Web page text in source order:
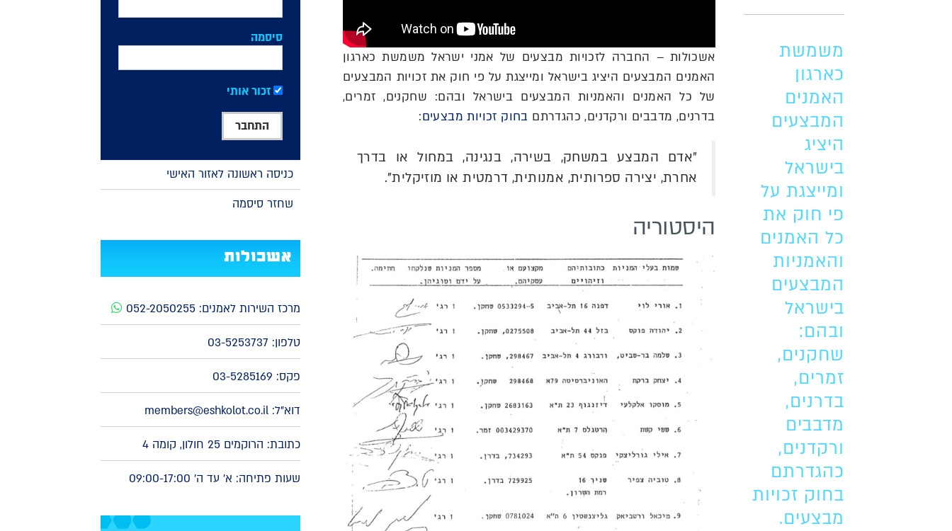
משמשת
כארגון
האמנים
המבצעים
היציג
בישראל
ומייצגת על
פי חוק את
כל האמנים
והאמניות
המבצעים
בישראל
ובהם:
שחקנים,
זמרים,
בדרנים,
מדבבים
ורקדנים,
כהגדרתם
בחוק זכויות
מבצעים.
אשכולות – החברה לזכויות מבצעים של אמני ישראל משמשת כארגון
האמנים המבצעים היציג בישראל ומייצגת על פי חוק את זכויות המבצעים
של כל האמנים והאמניות המבצעים בישראל ובהם: שחקנים, זמרים,
בדרנים, מדבבים ורקדנים, כהגדרתם בחוק זכויות מבצעים:
"אדם המבצע במשחק, בשירה, בנגינה, במחול או בדרך
אחרת, יצירה ספרותית, אמנותית, דרמטית או מוזיקלית".
היסטוריה
סיסמה
זכור אותי
כניסה ראשונה לאזור האישי
שחזר סיסמה
אשכולות
מרכז השירות לאמנים: 052-2050255
טלפון: 03-5253737
פקס: 03-5285169
דוא"ל: members@eshkolot.co.il
כתובת: הרוקמים 25 חולון, קומה 4
שעות פתיחה: א' עד ה' 09:00-17:00